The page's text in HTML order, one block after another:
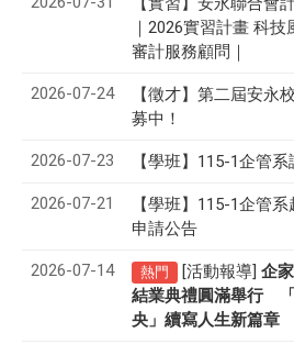
｜2026實習計畫 科
審計服務顧問｜
2026-07-24 【徵才】 第二屆安永
募中！
2026-07-23 【學班】115-1企管
2026-07-21
【學班】115-1企管
申請公告
2026-07-14 熱門 [活動報導] 企
結業典禮圓滿舉行
央」續寫人生新篇章